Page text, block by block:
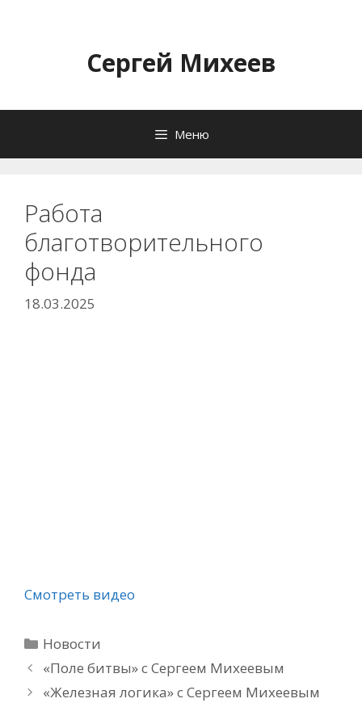
содержимомуСергей Михеев
Меню
Работа
благотворительного
фонда
18.03.2025
Смотреть видео
Рубрики
Новости
«Поле битвы» с Сергеем Михеевым
«Железная логика» с Сергеем Михеевым